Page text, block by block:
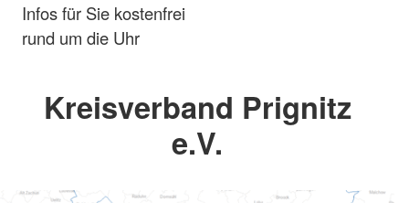
Infos für Sie kostenfrei
rund um die Uhr
Kreisverband Prignitz
e.V.